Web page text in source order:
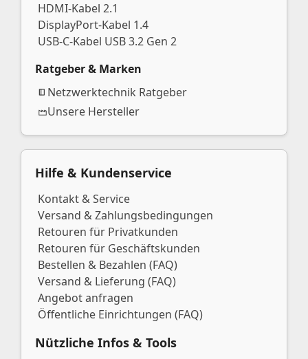
HDMI-Kabel 2.1
DisplayPort-Kabel 1.4
USB-C-Kabel USB 3.2 Gen 2
Ratgeber & Marken
Netzwerktechnik Ratgeber
Unsere Hersteller
Hilfe & Kundenservice
Kontakt & Service
Versand & Zahlungsbedingungen
Retouren für Privatkunden
Retouren für Geschäftskunden
Bestellen & Bezahlen (FAQ)
Versand & Lieferung (FAQ)
Angebot anfragen
Öffentliche Einrichtungen (FAQ)
Nützliche Infos & Tools